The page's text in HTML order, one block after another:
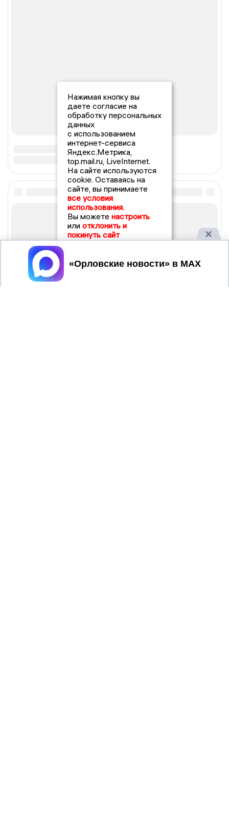
Нажимая кнопку вы
даете согласие на
обработку персональных
данных
с использованием
интернет-сервиса
Яндекс.Метрика,
top.mail.ru, LiveInternet.
На сайте используются
cookie. Оставаясь на
сайте, вы принимаете
все условия
использования.
Вы можете настроить
или отклонить и
покинуть сайт
Принять